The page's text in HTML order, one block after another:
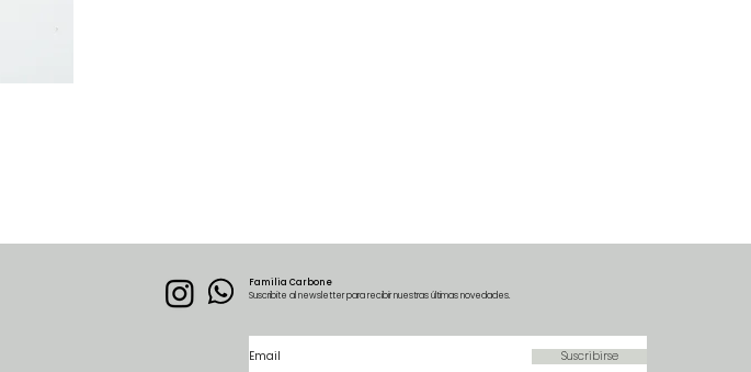
Familia Carbone
Suscribite al newsletter para recibir nuestras últimas novedades.
Suscribirse